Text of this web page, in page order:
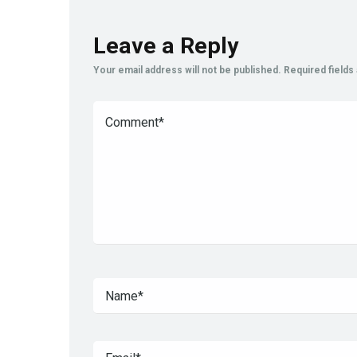
Leave a Reply
Your email address will not be published. Required fields